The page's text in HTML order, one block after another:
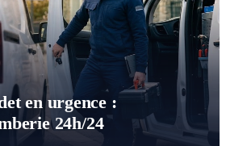
en urgence :
24h/24